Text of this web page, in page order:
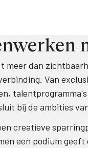
meer dan
Van
bij de ambities
creatieve
een podium